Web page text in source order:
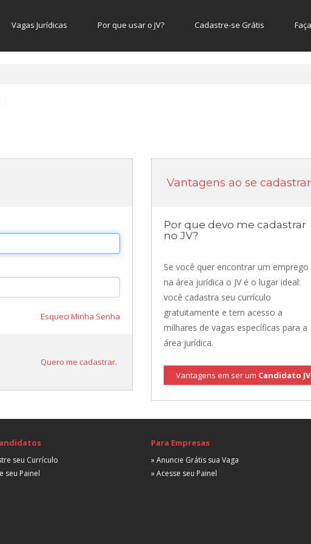
Vagas Jurídicas Por que usar o JV? Cadastre-se Grátis
Esqueci Minha Senha
Quero me cadastrar.
Vantagens ao se
Por que devo me cadastrar
no JV?
Se você quer encontrar um emprego
na área jurídica o JV é o lugar ideal:
você cadastra seu currículo
gratuitamente e tem acesso a
milhares de vagas específicas para a
área jurídica.
Vantagens em ser um Candidato JV
seu Currículo
seu Painel
Para Empresas
» Anuncie Grátis sua Vaga
» Acesse seu Painel